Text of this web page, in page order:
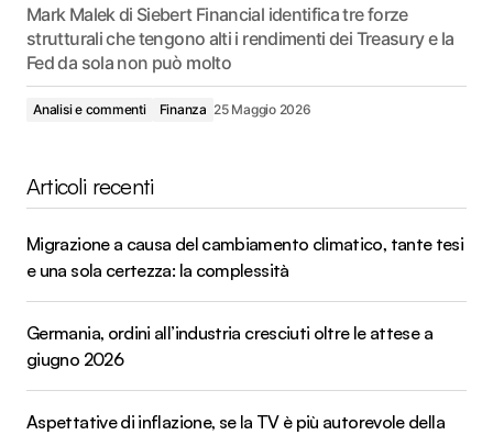
Mark Malek di Siebert Financial identifica tre forze
strutturali che tengono alti i rendimenti dei Treasury e la
Fed da sola non può molto
Analisi e commenti Finanza 25 Maggio 2026
Articoli recenti
Migrazione a causa del cambiamento climatico, tante tesi
e una sola certezza: la complessità
Germania, ordini all’industria cresciuti oltre le attese a
giugno 2026
Aspettative di inflazione, se la TV è più autorevole della